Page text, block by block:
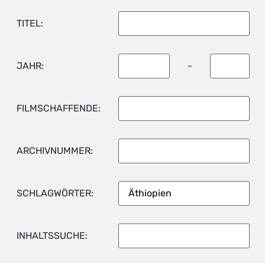
TITEL:
JAHR: -
FILMSCHAFFENDE:
ARCHIVNUMMER:
SCHLAGWÖRTER:
INHALTSSUCHE: